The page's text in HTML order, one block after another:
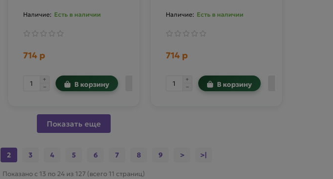
Есть в наличии
714 р
В корзину
Есть в наличии
714 р
В корзину
Показать еще
2 3 4 5 6 7 8 9 > >|
Показано с 13 по 24 из 127 (всего 11 страниц)